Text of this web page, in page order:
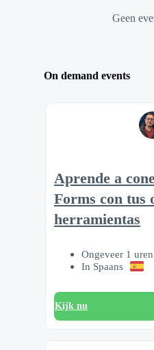
Geen
On demand events
Aprende a
Forms con tus
herramientas
Ongeveer 1
In Spaans
Kijk nu